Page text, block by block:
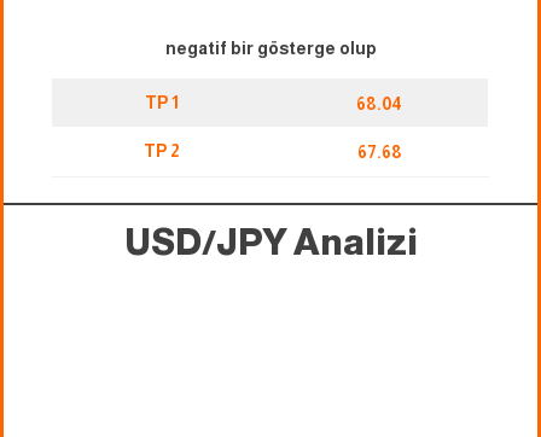
negatif bir gösterge olup
TP 1 68.04
TP 2 67.68
USD/JPY Analizi